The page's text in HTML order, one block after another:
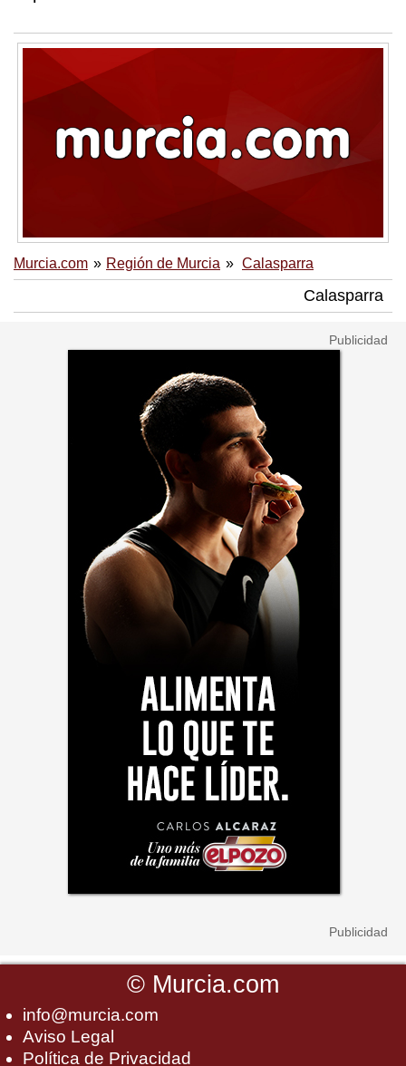
Murcia.com Región de Murcia Calasparra
Calasparra
© Murcia.com
info@murcia.com
Aviso Legal
Política de Privacidad